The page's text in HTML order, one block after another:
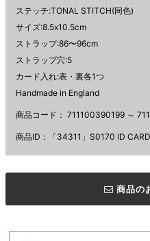
ステッチ:TONAL STITCH(同色)
サイズ:8.5x10.5cm
ストラップ:86〜96cm
ストラップ穴:5
カード入れ:表・裏各1つ
Handmade in England
商品コード： 711100390199 ～
商品ID：「34311」S0170 ID
商品の